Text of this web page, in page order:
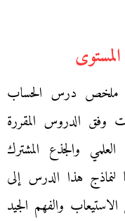
ملخص درس الحساب
وفق الدروس المقررة
والجذع المشترك
هذا الدرس إلى
والفهم الجيد